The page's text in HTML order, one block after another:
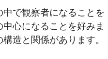
で観察者になることを
心になることを好みま
造と関係があります。